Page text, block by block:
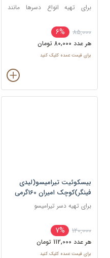
برای تهیه انواع دسرها مانند
یخچالی
85,000
6%
هر عدد 80,000 تومان
برای قیمت عمده کلیک کنید
بیسکوئیت تیرامیسو(لیدی
فینگر)کوچک امیران 160گرمی
برای تهیه دسر تیرامیسو
120,000
7%
هر عدد 112,000 تومان
برای قیمت عمده کلیک کنید